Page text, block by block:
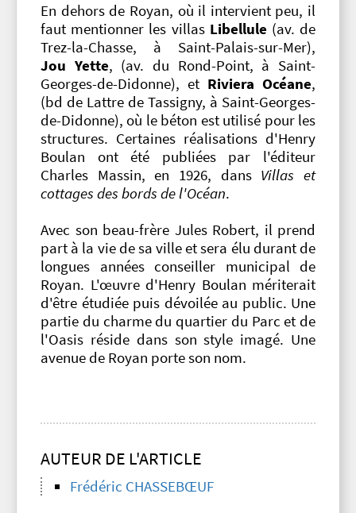
En dehors de Royan, où il intervient peu, il
faut mentionner les villas Libellule (av. de
Trez-la-Chasse, à Saint-Palais-sur-Mer),
Jou Yette, (av. du Rond-Point, à Saint-
Georges-de-Didonne), et Riviera Océane,
(bd de Lattre de Tassigny, à Saint-Georges-
de-Didonne), où le béton est utilisé pour les
structures. Certaines réalisations d'Henry
Boulan ont été publiées par l'éditeur
Charles Massin, en 1926, dans Villas et
cottages des bords de l'Océan.
Avec son beau-frère Jules Robert, il prend
part à la vie de sa ville et sera élu durant de
longues années conseiller municipal de
Royan. L'œuvre d'Henry Boulan mériterait
d'être étudiée puis dévoilée au public. Une
partie du charme du quartier du Parc et de
l'Oasis réside dans son style imagé. Une
avenue de Royan porte son nom.
AUTEUR DE L'ARTICLE
Frédéric CHASSEBŒUF